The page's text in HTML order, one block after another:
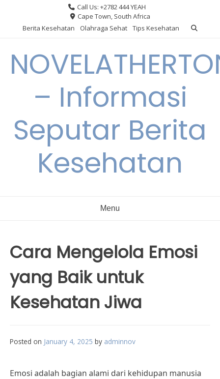
content
Call Us: +2782 444 YEAH
Cape Town, South Africa
Berita Kesehatan
Olahraga Sehat Tips Kesehatan
– Informasi
Seputar Berita
Kesehatan
Menu
Cara Mengelola Emosi
yang Baik untuk
Kesehatan Jiwa
Posted on January 4, 2025 by adminnov
Emosi adalah bagian alami dari kehidupan manusia